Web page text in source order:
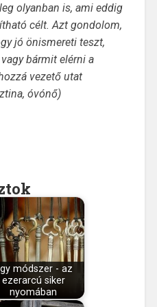
olyanban is, ami eddig
célt. Azt gondolom,
jó önismereti teszt,
bármit elérni a
vezető utat
óvónő)
módszer - az
ezerarcú siker
nyomában